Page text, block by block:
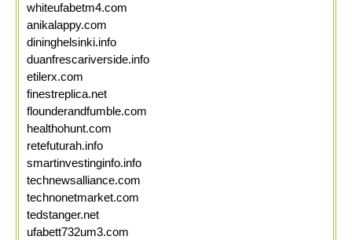
whiteufabetm4.com
anikalappy.com
dininghelsinki.info
duanfrescariverside.info
etilerx.com
finestreplica.net
flounderandfumble.com
healthohunt.com
retefuturah.info
smartinvestinginfo.info
technewsalliance.com
technonetmarket.com
tedstanger.net
ufabett732um3.com